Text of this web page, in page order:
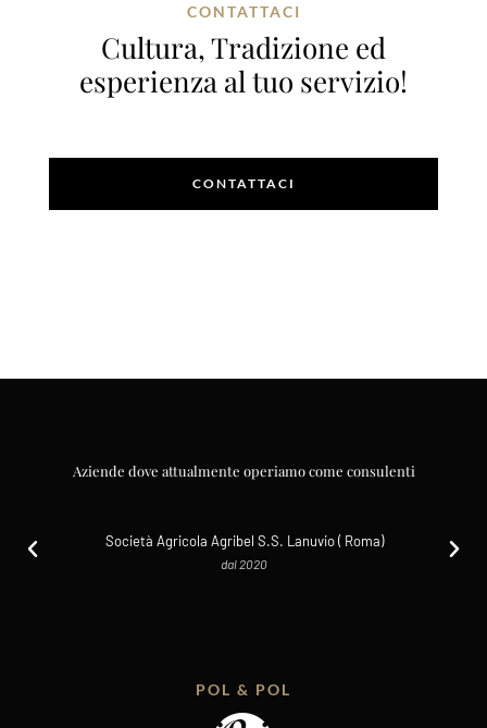
CONTATTACI
Cultura, Tradizione ed
esperienza al tuo servizio!
CONTATTACI
Aziende dove attualmente operiamo come consulenti
Società Agricola Agribel S.S. Lanuvio ( Roma)
dal 2020
POL & POL